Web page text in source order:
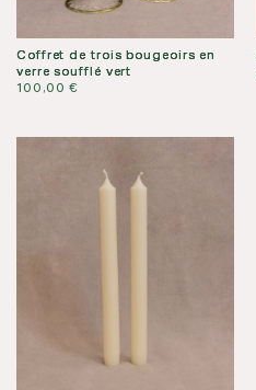
Coffret de trois bougeoirs en
verre soufflé vert
100,00€